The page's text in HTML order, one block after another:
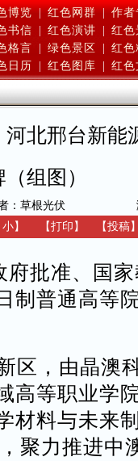
博览 | 红色网群 | 作者
书信 红色演讲
红色
格言 绿色景区
红色
日历 红色图库 红色
北邢台新能
组图）
：草根光伏
小】 【打印 】 【投稿
批准、国
制普通高等
区，由晶澳
高等职业学
材料与未来
聚力推进中